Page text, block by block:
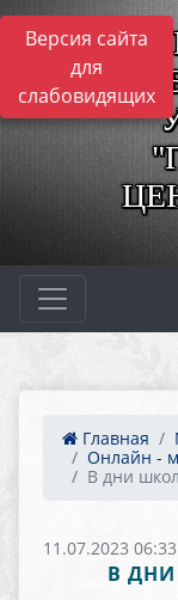
Версия сайта
для
слабовидящих
Главная
Онлайн -
В дни
11.07.2023 06:33
В